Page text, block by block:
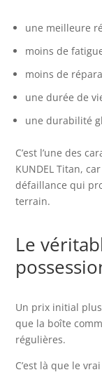
une meilleure
moins de
moins de
une durée de
une durabilité
C’est l’une des
KUNDEL Titan,
défaillance qui
terrain.
Le
Un prix initial
que la boîte
régulières.
C’est là que le